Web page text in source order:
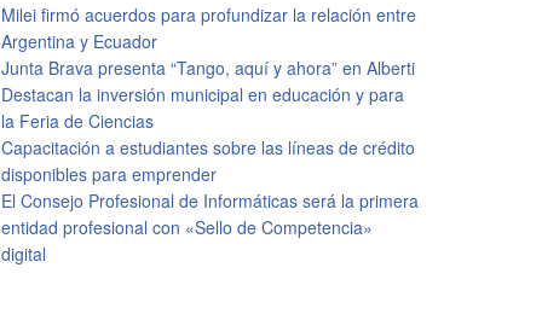
Milei firmó acuerdos para profundizar la relación entre
Argentina y Ecuador
Junta Brava presenta “Tango, aquí y ahora” en Alberti
Destacan la inversión municipal en educación y para
la Feria de Ciencias
Capacitación a estudiantes sobre las líneas de crédito
disponibles para emprender
El Consejo Profesional de Informáticas será la primera
entidad profesional con «Sello de Competencia»
digital